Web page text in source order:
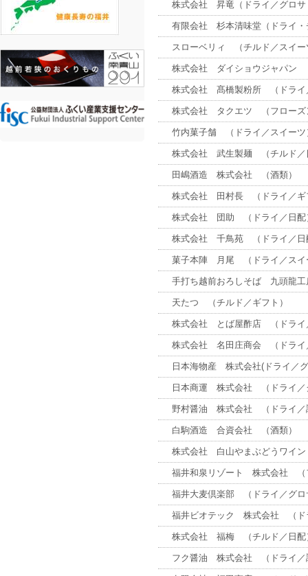
株式会社 昇竜（ドライ／グロサ
有限会社 杉本清味堂（ドライ・
スローベリィ （チルド／スイー
株式会社 ダイショウジャパン
株式会社 髙橋製粉所 （ドライ
株式会社 タクエツ （フローズ
竹内菓子舗 （ドライ／スイーツ
株式会社 武生製麺 （チルド／
田嶋酒造 株式会社 （酒類）
株式会社 田村長 （ドライ／ギ
株式会社 団助 （ドライ／日配
株式会社 千鳥苑 （ドライ／日
菓子本陣 月尾 （ドライ／スイ
手打ち越前おろしそば 九頭龍
天たつ （チルド／ギフト）
株式会社 とば屋酢店 （ドライ
株式会社 名田庄商会 （ドライ
日本海物産 株式会社(ドライ／
日本商運 株式会社 （ドライ／
野村醤油 株式会社 （ドライ／
白駒酒造 合資会社 （酒類）
株式会社 白山やまぶどうワイ
福井和泉リゾート 株式会社 （
福井大麦倶楽部 （ドライ／グロ
福井ビオテック 株式会社 （ド
株式会社 福梅 （チルド／日配
フク醤油 株式会社 （ドライ／